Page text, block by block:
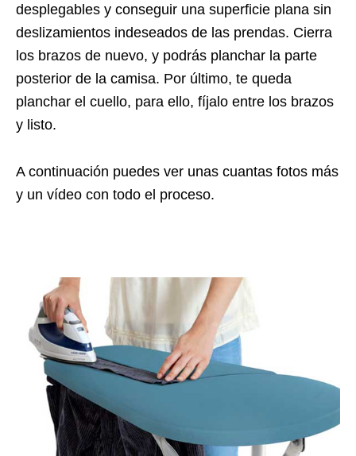
desplegables y conseguir una superficie plana sin
deslizamientos indeseados de las prendas. Cierra
los brazos de nuevo, y podrás planchar la parte
posterior de la camisa. Por último, te queda
planchar el cuello, para ello, fíjalo entre los brazos
y listo.
A continuación puedes ver unas cuantas fotos más
y un vídeo con todo el proceso.